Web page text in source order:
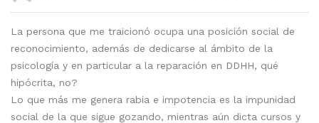
La persona que me traicionó ocupa una posición social de
reconocimiento, además de dedicarse al ámbito de la
psicología y en particular a la reparación en DDHH, qué
hipócrita, no?
Lo que más me genera rabia e impotencia es la impunidad
social de la que sigue gozando, mientras aún dicta cursos y